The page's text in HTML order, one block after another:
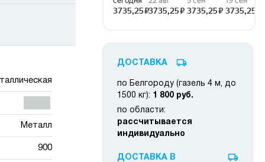
Металл
900
ДОСТАВКА
по Белгороду (газель 4 м, до
1500 кг): 1 800 руб.
по области:
рассчитывается
индивидуально
ДОСТАВКА В